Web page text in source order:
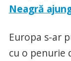
Neagră
Europa s-ar
cu o penurie